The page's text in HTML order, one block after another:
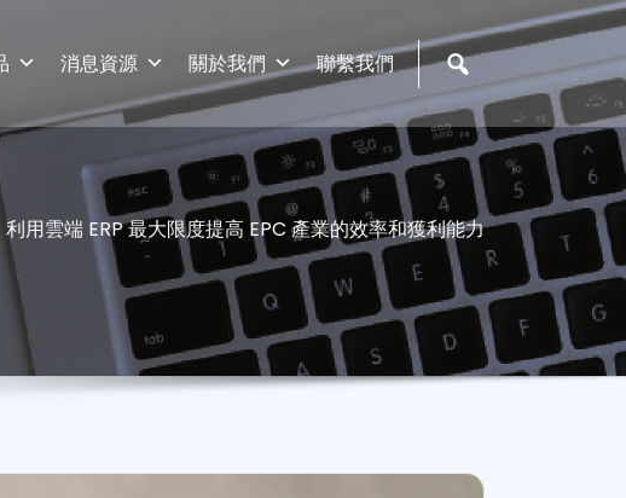
消息資源 關於我們 聯繫我們
利用雲端 ERP 最大限度提高 EPC 產業的效率和獲利能力